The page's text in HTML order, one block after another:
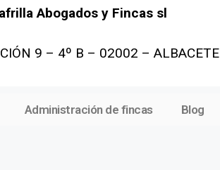
Abogados y Fincas sl
9 – 4º B – 02002 – ALBACETE
Administración de fincas Blog